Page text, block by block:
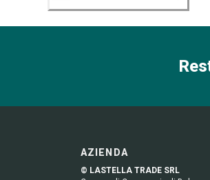
AZIENDA
© LASTELLA TRADE SRL